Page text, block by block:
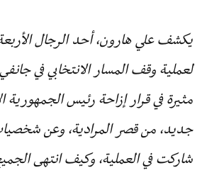
يكشف علي هارون، أحد الرجال
مثيرة في قرار إزاحة رئيس الجمهورية
جديد، من قصر المرادية، وعن
شاركت في العملية، وكيف انتهى